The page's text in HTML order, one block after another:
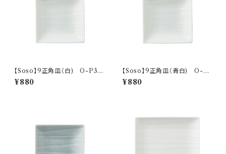
【Soso】9正角皿（白) O-P31
501
¥880
【Soso】9正角皿（青白) O-P
31502
¥880